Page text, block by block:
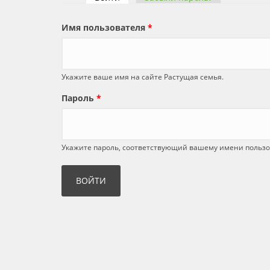
Имя пользователя *
Укажите ваше имя на сайте Растущая семья.
Пароль *
Укажите пароль, соответствующий вашему имени